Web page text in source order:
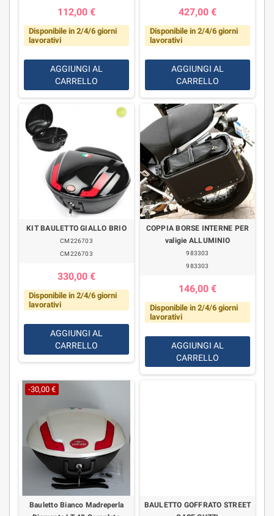
112,00 €
Disponibile in 2/4/6 giorni
lavorativi
AGGIUNGI AL
CARRELLO
427,00 €
Disponibile in 2/4/6 giorni
lavorativi
AGGIUNGI AL
CARRELLO
KIT BAULETTO GIALLO BRIO
CM226703
CM226703
330,00 €
Disponibile in 2/4/6 giorni
lavorativi
AGGIUNGI AL
CARRELLO
COPPIA BORSE INTERNE PER
valigie ALLUMINIO
983303
983303
146,00 €
Disponibile in 2/4/6 giorni
lavorativi
AGGIUNGI AL
CARRELLO
-30,00 €
Bauletto Bianco Madreperla
BAULETTO GOFFRATO STREET